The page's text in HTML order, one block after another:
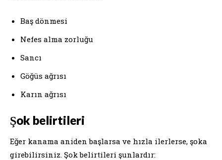
Baş dönmesi
Nefes alma zorluğu
Sancı
Göğüs ağrısı
Karın ağrısı
Şok belirtileri
Eğer kanama aniden başlarsa ve hızla ilerlerse, şoka
girebilirsiniz. Şok belirtileri şunlardır: